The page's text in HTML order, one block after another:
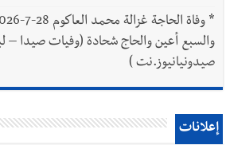
*
والسبع أعين والحاج شحادة (وفيات صيدا –
صيدونيانيوز.نت )
إعلانات